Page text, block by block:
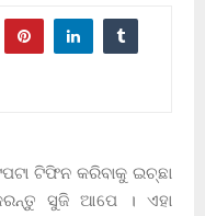
ଟିଫିନ କରିବାକୁ ଇଚ୍ଛା
ସୁଜି ଆପେ । ଏହା